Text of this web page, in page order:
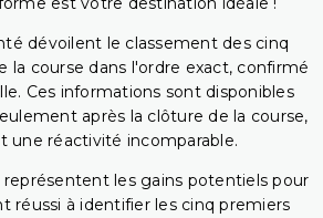
dévoilent le classement des cinq
la course dans l'ordre exact, confirmé
Ces informations sont disponibles
après la clôture de la course,
une réactivité incomparable.
représentent les gains potentiels pour
réussi à identifier les cinq premiers